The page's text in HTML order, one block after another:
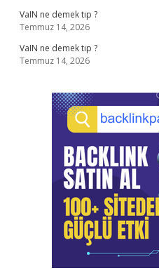
VaIN ne demek tıp ?
Temmuz 14, 2026
VaIN ne demek tıp ?
Temmuz 14, 2026